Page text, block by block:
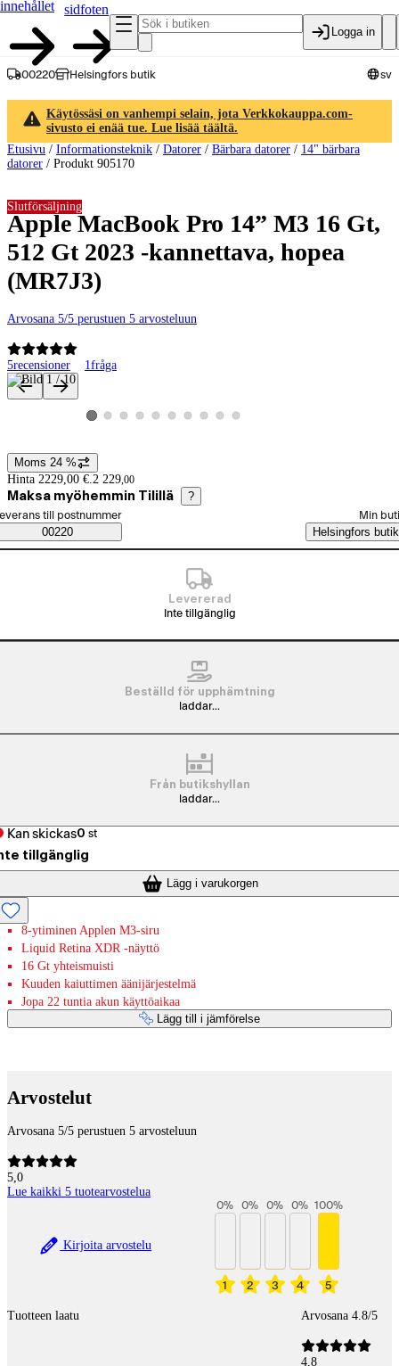
innehållet
sidfoten
Logga in
00220 Helsingfors butik sv
Käytössäsi on vanhempi selain, jota Verkkokauppa.com-
sivusto ei enää tue. Lue lisää täältä.
Etusivu / Informationsteknik / Datorer / Bärbara datorer / 14" bärbara
datorer / Produkt 905170
Apple MacBook Pro 14” M3 16 Gt,
512 Gt 2023 -kannettava, hopea
(MR7J3)
Arvosana 5/5 perustuen 5 arvosteluun
5recensioner 1fråga
Slutförsäljning
Produktbilder och videor
Visa produktbild 1
Visa produktbild 2
Visa produktbild 3
Visa produktbild 4
Visa produktbild 5
Visa produktbild 6
Visa produktbild 7
Visa produktbild 8
Visa produktbild 9
Visa produktbild 10
Prisinformation
Moms 24 %
Hinta 2229,00 €. 2 229,00
Maksa myöhemmin Tilillä ?
Saatavuustiedot
beställningssätt
till postnummer
00220
Min
Helsingfors butik
Levererad
Inte tillgänglig
Beställd för upphämtning
laddar...
Från butikshyllan
laddar...
Kan skickas0 st
tillgänglig
Lägg i varukorgen
8-ytiminen Applen M3-siru
Liquid Retina XDR ‐näyttö
16 Gt yhteismuisti
Kuuden kaiuttimen äänijärjestelmä
Jopa 22 tuntia akun käyttöaikaa
Lägg till i jämförelse
Arvostelut
Arvosana 5/5 perustuen 5 arvosteluun
5,0
Lue kaikki 5 tuotearvostelua
Kirjoita arvostelu
1
0%
2
0%
3
0%
4
0%
5
100%
Tuotteen laatu Arvosana 4.8/5
4,8